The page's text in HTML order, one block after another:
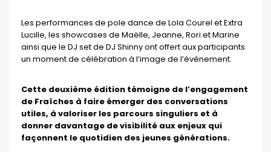
Les performances de pole dance de Lola Courel et Extra
Lucille, les showcases de Maëlle, Jeanne, Rori et Marine
ainsi que le DJ set de DJ Shinny ont offert aux participants
un moment de célébration à l’image de l’événement.
Cette deuxième édition témoigne de l’engagement
de Fraîches à faire émerger des conversations
utiles, à valoriser les parcours singuliers et à
donner davantage de visibilité aux enjeux qui
façonnent le quotidien des jeunes générations.